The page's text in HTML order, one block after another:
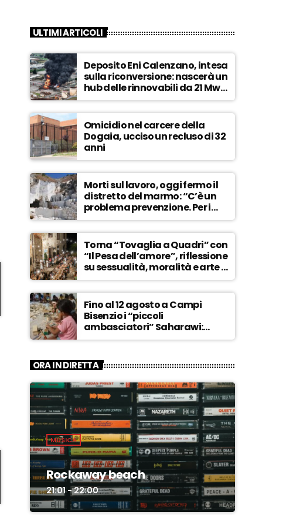
ULTIMI ARTICOLI
Deposito Eni Calenzano, intesa
sulla riconversione: nascerà un
hub delle rinnovabili da 21 Mw –
ASCOLTA
Omicidio nel carcere della
Dogaia, ucciso un recluso di 32
anni
Morti sul lavoro, oggi fermo il
distretto del marmo: “C’è un
problema prevenzione. Per i
controlli, un solo ispettore” –
ASCOLTA
Torna “Tovaglia a Quadri” con
“Il Pesa dell’amore”, riflessione
su sessualità, moralità e arte –
ASCOLTA
Fino al 12 agosto a Campi
Bisenzio i “piccoli
ambasciatori” Saharawi:
“Sostenere la loro causa,
invadente” – ASCOLTA
ORA IN DIRETTA
MUSICA
Rockaway beach
21:01 - 22:00